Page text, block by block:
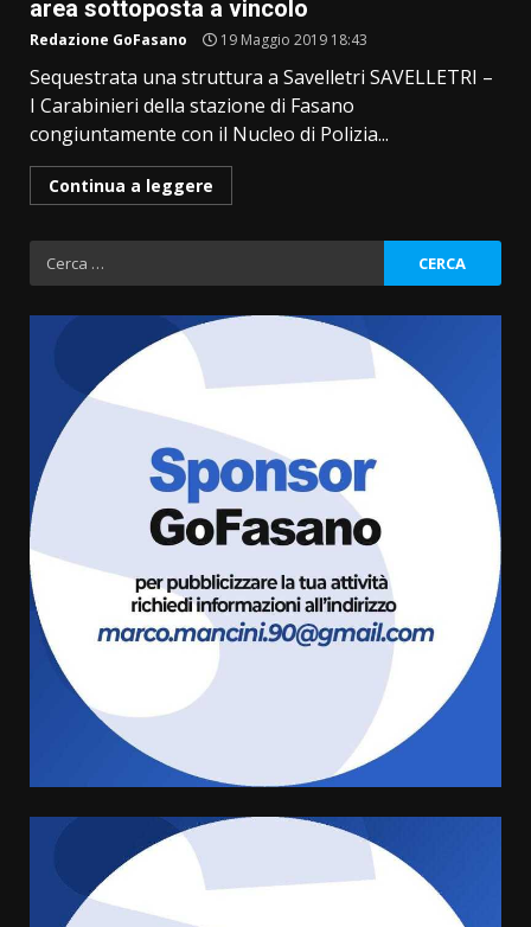
area sottoposta a vincolo
Redazione GoFasano 19 Maggio 2019 18:43
Sequestrata una struttura a Savelletri SAVELLETRI –
I Carabinieri della stazione di Fasano
congiuntamente con il Nucleo di Polizia...
Continua a leggere
Ricerca
per:
Fasanese ferito a colpi di arma
da fuoco
6 Agosto 2026 18:13
Carta d’identità: continua il piano
di aperture straordinarie del
Comune di Fasano
cittadina di Fratelli d’Italia,
pronta a tornare in Consiglio
comunale
6 Agosto 2026 08:00